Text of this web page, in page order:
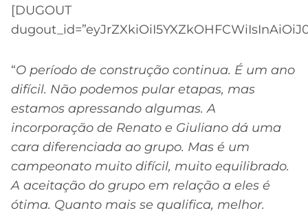
[DUGOUT
“O período de construção continua. É um ano
difícil. Não podemos pular etapas, mas
estamos apressando algumas. A
incorporação de Renato e Giuliano dá uma
cara diferenciada ao grupo. Mas é um
campeonato muito difícil, muito equilibrado.
A aceitação do grupo em relação a eles é
ótima. Quanto mais se qualifica, melhor.